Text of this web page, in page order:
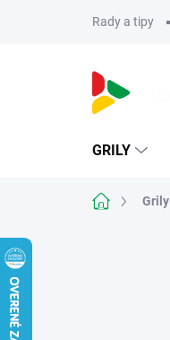
Rady a tipy
GRILY
DomovGrily